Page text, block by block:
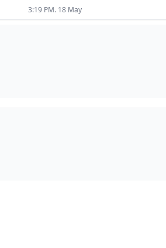
3:19 PM. 18 May